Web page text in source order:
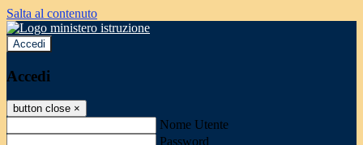
Salta al contenuto
Accedi
Accedi
button close ×
Nome Utente
Password